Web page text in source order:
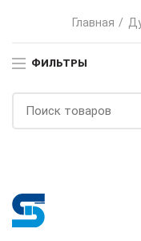
Главная
ФИЛЬТРЫ